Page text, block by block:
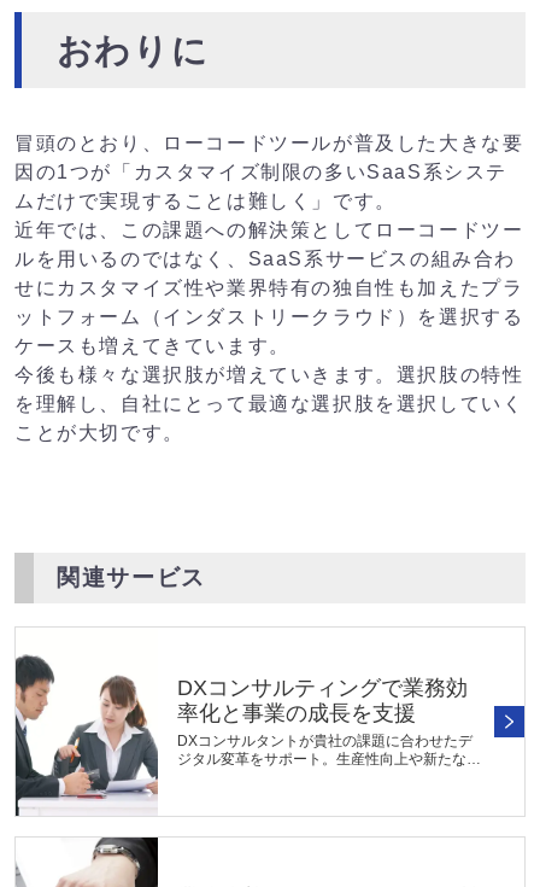
おわりに
冒頭のとおり、ローコードツールが普及した大きな要
因の1つが「カスタマイズ制限の多いSaaS系システ
ムだけで実現することは難しく」です。
近年では、この課題への解決策としてローコードツー
ルを用いるのではなく、SaaS系サービスの組み合わ
せにカスタマイズ性や業界特有の独自性も加えたプラ
ットフォーム（インダストリークラウド）を選択する
ケースも増えてきています。
今後も様々な選択肢が増えていきます。選択肢の特性
を理解し、自社にとって最適な選択肢を選択していく
ことが大切です。
関連サービス
DXコンサルティングで業務効
率化と事業の成長を支援
DXコンサルタントが貴社の課題に合わせたデ
ジタル変革をサポート。生産性向上や新たな事
に応じてシステムの選定や導入支援...